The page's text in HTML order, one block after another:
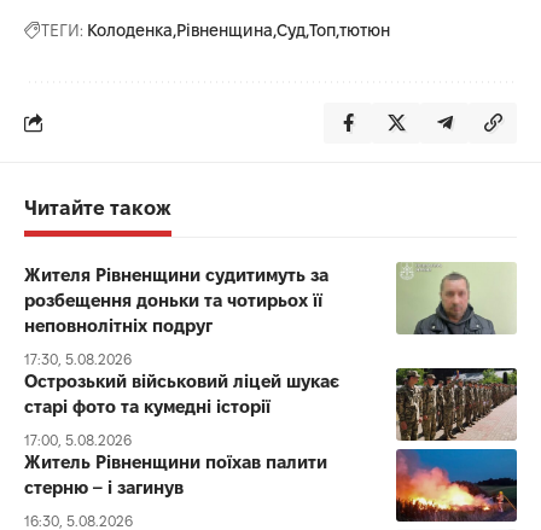
ТЕГИ: Колоденка Рівненщина СудТоптютюн
Читайте також
Жителя Рівненщини судитимуть за
розбещення доньки та чотирьох її
неповнолітніх подруг
17:30, 5.08.2026
Острозький військовий ліцей шукає
старі фото та кумедні історії
17:00, 5.08.2026
Житель Рівненщини поїхав палити
стерню – і загинув
16:30, 5.08.2026